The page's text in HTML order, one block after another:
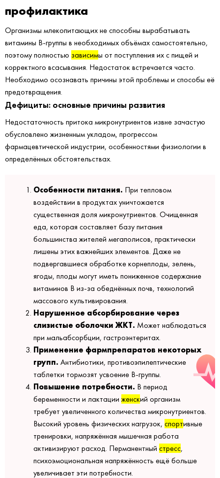
профилактика
Организмы млекопитающих не способны вырабатывать
витамины В-группы в необходимых объёмах самостоятельно,
поэтому полностью зависимы от поступления их с пищей и
корректного всасывания. Недостаток встречается часто.
Необходимо осознавать причины этой проблемы и способы её
предотвращения.
Дефициты: основные причины развития
Недостаточность притока микронутриентов извне зачастую
обусловлено жизненным укладом, прогрессом
фармацевтической индустрии, особенностями физиологии в
определённых обстоятельствах.
Особенности питания. При тепловом
воздействии в продуктах уничтожается
существенная доля микронутриентов. Очищенная
еда, которая составляет базу питания
большинства жителей мегаполисов, практически
лишены этих важнейших элементов. Даже не
подвергавшиеся обработке корнеплоды, зелень,
ягоды, плоды могут иметь пониженное содержание
витаминов В из-за обеднённых почв, технологий
массового культивирования.
Нарушенное абсорбирование через
слизистые оболочки ЖКТ. Может наблюдаться
при мальабсорбции, гастроэнтеритах.
Применение фармпрепаратов некоторых
групп. Антибиотики, противоэпилептические
таблетки тормозят усвоение В-группы.
Повышение потребности. В период
беременности и лактации женский организм
требует увеличенного количества микронутриентов.
Высокий уровень физических нагрузок, спортивные
тренировки, напряжённая мышечная работа
активизируют расход. Перманентный стресс,
психоэмоциональная напряжённость ещё больше
увеличивает эти потребности.